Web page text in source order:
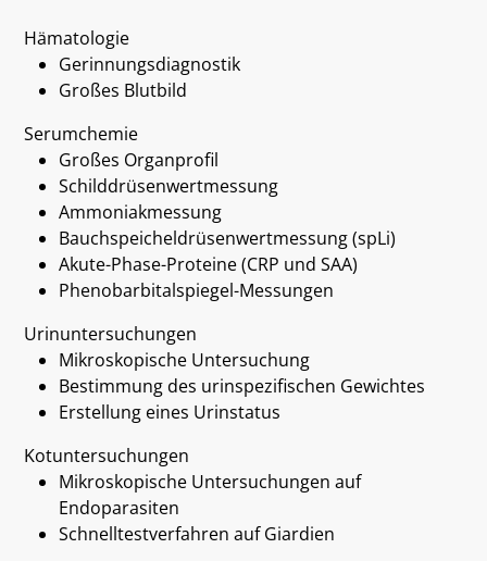
Hämatologie
Gerinnungsdiagnostik
Großes Blutbild
Serumchemie
Großes Organprofil
Schilddrüsenwertmessung
Ammoniakmessung
Bauchspeicheldrüsenwertmessung (spLi)
Akute-Phase-Proteine (CRP und SAA)
Phenobarbitalspiegel-Messungen
Urinuntersuchungen
Mikroskopische Untersuchung
Bestimmung des urinspezifischen Gewichtes
Erstellung eines Urinstatus
Kotuntersuchungen
Mikroskopische Untersuchungen auf
Endoparasiten
Schnelltestverfahren auf Giardien